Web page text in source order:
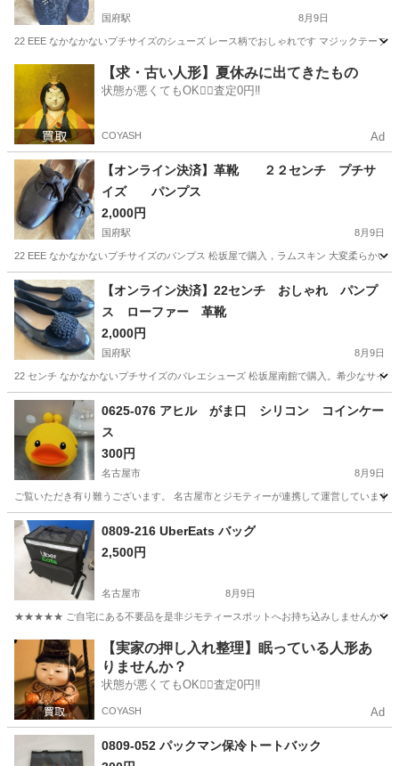
国府駅 8月9日
22 EEE なかなかないプチサイズのシューズ レース柄でおしゃれです マジックテープ
国府駅 靴 レース
【求・古い人形】夏休みに出てきたもの
状態が悪くてもOK🙆‍♀️査定0円‼️
COYASH Ad
【オンライン決済】革靴 ２２センチ プチサ
イズ パンプス
2,000円
国府駅 8月9日
22 EEE なかなかないプチサイズのパンプス 松坂屋で購入，ラムスキン 大変柔らかい
愛知 豊川市 国府駅 付近
【オンライン決済】22センチ おしゃれ パンプ
ス ローファー 革靴
2,000円
国府駅 8月9日
22 センチ なかなかないプチサイズのバレエシューズ 松坂屋南館で購入。希少なサイ
愛知 豊川市 バレエシューズ
0625-076 アヒル がま口 シリコン コインケー
ス
300円
名古屋市 8月9日
ご覧いただき有り難うございます。 名古屋市とジモティーが連携して運営してい
愛知 名古屋市 0809-216 UberEats バッグ
2,500円
名古屋市 8月9日
★★★★★ ご自宅にある不要品を是非ジモティースポットへお持ち込みしませんか？
愛知 名古屋市 バッグ 現地
【実家の押し入れ整理】眠っている人形あ
りませんか？
状態が悪くてもOK🙆‍♀️査定0円‼️
COYASH Ad
0809-052 パックマン保冷トートバック